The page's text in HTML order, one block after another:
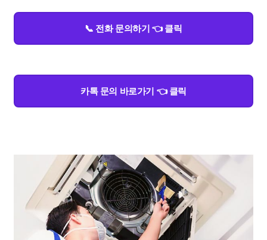
📞 전화 문의하기 👈 클릭
카톡 문의 바로가기 👈 클릭